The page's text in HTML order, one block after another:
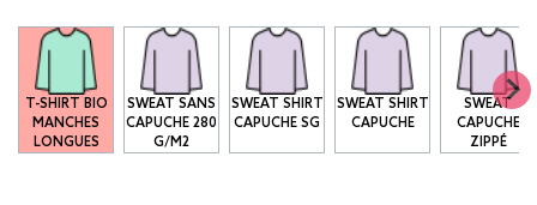
T-SHIRT BIO
MANCHES
LONGUES
SWEAT SANS
CAPUCHE 280
G/M2
SWEAT SHIRT
CAPUCHE SG
SWEAT SHIRT
CAPUCHE
SWEAT
CAPUCHE
ZIPPÉ